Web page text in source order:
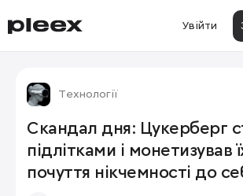
Увійти
Технології
Скандал дня: Цукерберг
підлітками і монетизував
почуття нікчемності до